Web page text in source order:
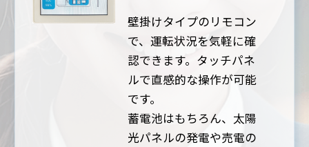
壁掛けタイプのリモコン
で、運転状況を気軽に確
認できます。タッチパネ
ルで直感的な操作が可能
です。
蓄電池はもちろん、太陽
光パネルの発電や売電の